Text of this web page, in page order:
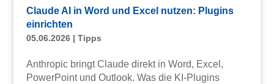
Claude AI in Word und Excel nutzen: Plugins
einrichten
05.06.2026| Tipps
Anthropic bringt Claude direkt in Word, Excel,
PowerPoint und Outlook. Was die KI-Plugins